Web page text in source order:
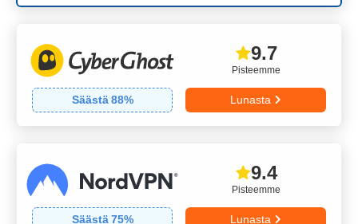
Pisteemme
9.7
Säästä 88% Lunasta
Pisteemme
9.4
Säästä 75% Lunasta